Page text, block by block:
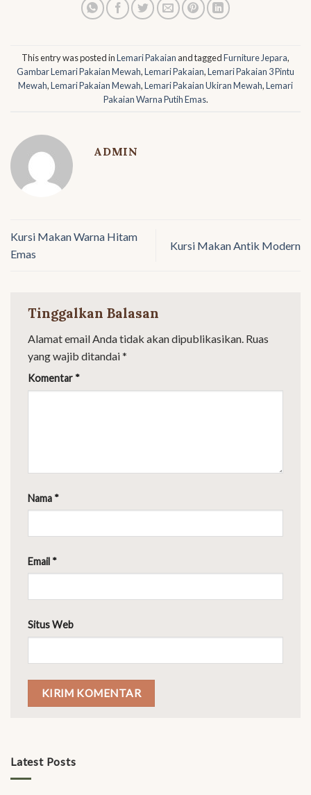
This entry was posted inLemari Pakaian and taggedFurniture Jepara,
Gambar Lemari Pakaian Mewah,Lemari Pakaian,Lemari Pakaian 3 Pintu
Mewah,Lemari Pakaian Mewah,Lemari Pakaian Ukiran Mewah,Lemari
Pakaian Warna Putih Emas.
ADMIN
Kursi Makan Warna Hitam
Emas
Kursi Makan Antik Modern
Tinggalkan Balasan
Alamat email Anda tidak akan dipublikasikan. Ruas
yang wajib ditandai*
Komentar *
Nama *
Email *
Situs Web
Latest Posts